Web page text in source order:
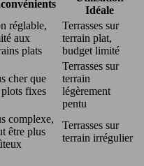
Idéale
réglable,
aux
plats
Terrasses sur
terrain plat,
budget limité
cher que
plots fixes
Terrasses sur
terrain
légèrement
pentu
complexe,
être plus
Terrasses sur
terrain irrégulier